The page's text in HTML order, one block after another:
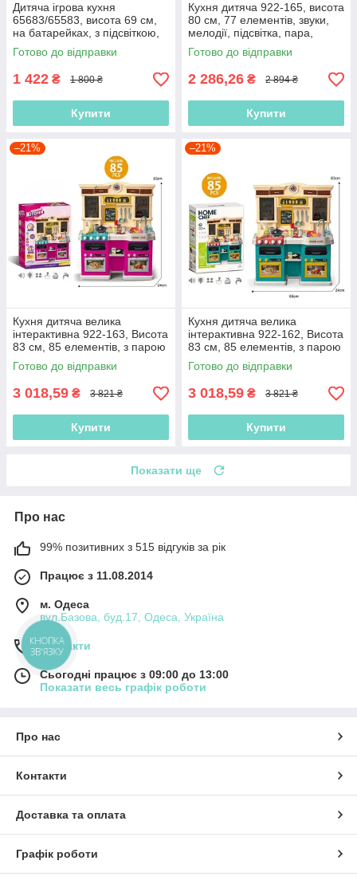
Дитяча ігрова кухня
65683/65583, висота 69 см,
на батарейках, з підсвіткою,
звуком, мелодіями, парою та
водою
Готово до відправки
1 422 ₴ 1 800 ₴
Купити
Кухня дитяча 922-165, висота
80 см, 77 елементів, звуки,
мелодії, підсвітка, пара,
автоматичне подавання води
Готово до відправки
2 286,26 ₴ 2 894 ₴
Купити
–21%
Кухня дитяча велика
інтерактивна 922-163, Висота
83 см, 85 елементів, з парою
і водою, світлом і звуками
Готово до відправки
3 018,59 ₴ 3 821 ₴
Купити
–21%
Кухня дитяча велика
інтерактивна 922-162, Висота
83 см, 85 елементів, з парою
і водою, світлом і звуками
Готово до відправки
3 018,59 ₴ 3 821 ₴
Купити
Показати ще
Про нас
99% позитивних з 515 відгуків за рік
Працює з 11.08.2014
м. Одеса
вул.Базова, буд.17, Одеса, Україна
Контакти
Сьогодні працює з 09:00 до 13:00
Показати весь графік роботи
Про нас
Контакти
Доставка та оплата
Графік роботи
КНОПКА
ЗВ'ЯЗКУ